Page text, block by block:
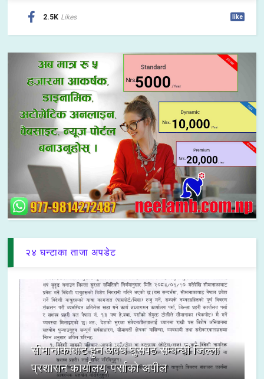
2.5K Likes like
२४ घन्टाका ताजा अपडेट
सीमानाकाबाट हुने अवैध घुसपैठ सम्बन्धी जिल्ला
प्रशासन कार्यालय, पर्साको अपील